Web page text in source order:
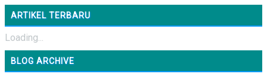
ARTIKEL TERBARU
Loading...
BLOG ARCHIVE